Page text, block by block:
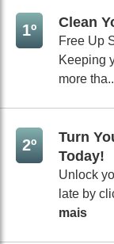
1º Clean
Free Up
Keeping
more
2º
Turn
Today!
Unlock
late by
mais